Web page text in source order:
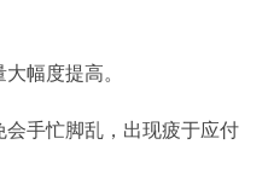
幅度提高。
手忙脚乱，出现疲于应付